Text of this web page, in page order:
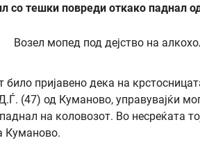
со тешки повреди откако паднал
било пријавено дека на
(47) од Куманово, управувајќи
на коловозот. Во несреќата
Куманово.